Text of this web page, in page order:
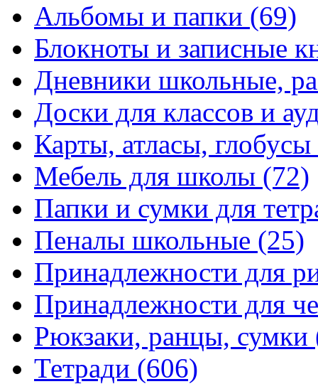
Альбомы и папки (69)
Блокноты и записные
Дневники школьные,
Доски для классов и
Карты, атласы, глобусы
Мебель для школы (72)
Папки и сумки для
Пеналы школьные (25)
Принадлежности для
Принадлежности для
Рюкзаки, ранцы, сумки
Тетради (606)